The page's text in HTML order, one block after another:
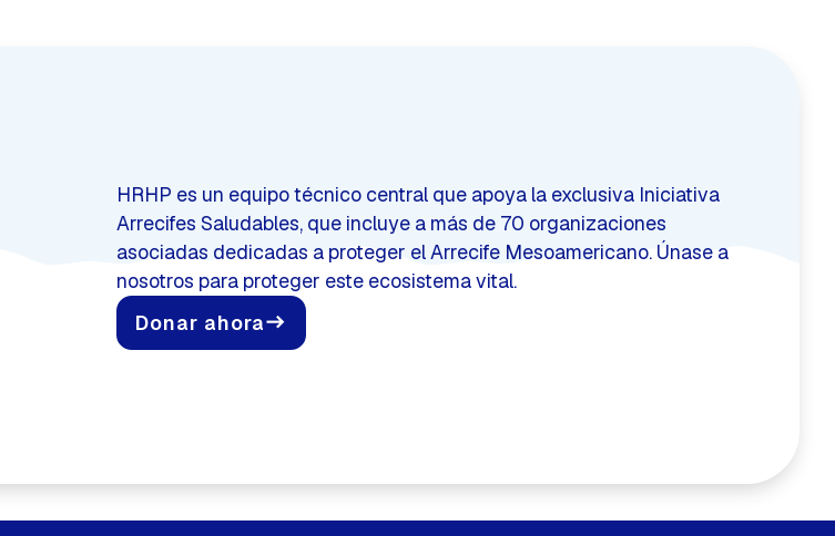
HRHP es un equipo técnico central que apoya la exclusiva Iniciativa
Arrecifes Saludables, que incluye a más de 70 organizaciones
asociadas dedicadas a proteger el Arrecife Mesoamericano. Únase a
nosotros para proteger este ecosistema vital.
Donar ahoraeast